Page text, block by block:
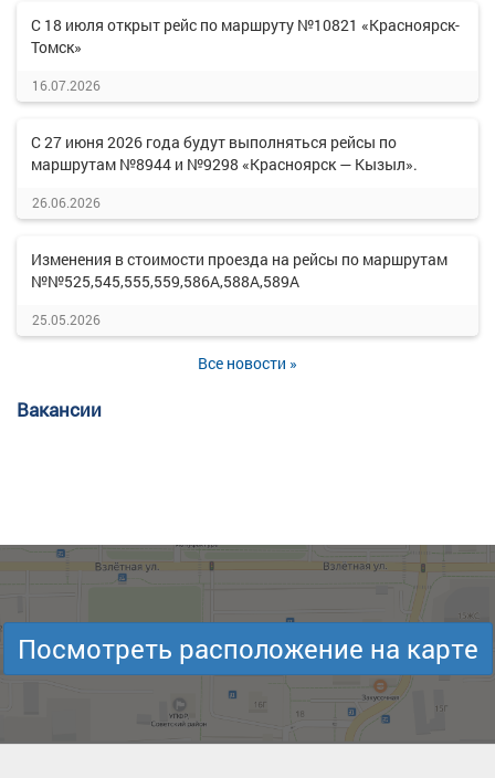
С 18 июля открыт рейс по маршруту №10821 «Красноярск-
Томск»
16.07.2026
С 27 июня 2026 года будут выполняться рейсы по
маршрутам №8944 и №9298 «Красноярск — Кызыл».
26.06.2026
Изменения в стоимости проезда на рейсы по маршрутам
№№525,545,555,559,586А,588А,589А
25.05.2026
Все новости »
Вакансии
Посмотреть расположение на карте